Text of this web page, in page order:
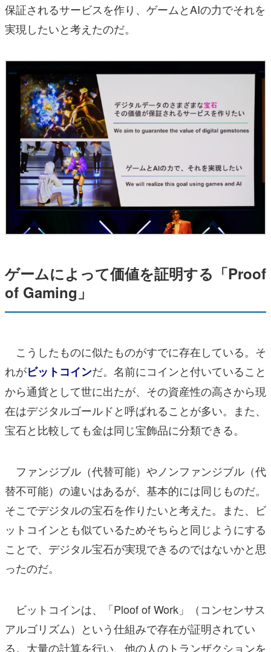
保証されるサービスを作り、ゲームとAIの力でそれを
実現したいと考えたのだ。
ゲームによって価値を証明する「Proof
of Gaming」
こうしたものに似たものがすでに存在している。そ
れがビットコインだ。名前にコインと付いていること
から通貨として世に出たが、その資産性の高さから現
在はデジタルゴールドと呼ばれることが多い。また、
宝石と比較しても金は同じ宝飾品に分類できる。
ファンジブル（代替可能）やノンファンジブル（代
替不可能）の違いはあるが、基本的には同じものだ。
そこでデジタルの宝石を作りたいと考えた。また、ビ
ットコインとも似ているためそちらと同じようにする
ことで、デジタル宝石が実現できるのではないかと思
ったのだ。
ビットコインは、「Ploof of Work」（コンセンサス
アルゴリズム）という仕組みで存在が証明されてい
る。大量の計算を行い、他の人のトランザクションを